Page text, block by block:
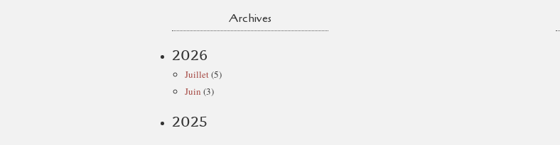
Archives
2026
Juillet(5)
Juin (3)
2025